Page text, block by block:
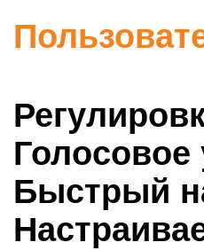
Голосовое
Быстрый